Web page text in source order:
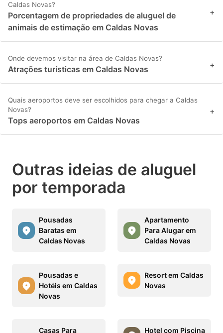
Caldas Novas?
Porcentagem de propriedades de aluguel de
animais de estimação em Caldas Novas
+
Onde devemos visitar na área de Caldas Novas?
Atrações turísticas em Caldas Novas +
Quais aeroportos deve ser escolhidos para chegar a Caldas
Novas?
Tops aeroportos em Caldas Novas
+
Outras ideias de aluguel
por temporada
Pousadas
Baratas em
Caldas Novas
Apartamento
Para Alugar em
Caldas Novas
Pousadas e
Hotéis em Caldas
Novas
Resort em Caldas
Novas
Casas Para Hotel com Piscina